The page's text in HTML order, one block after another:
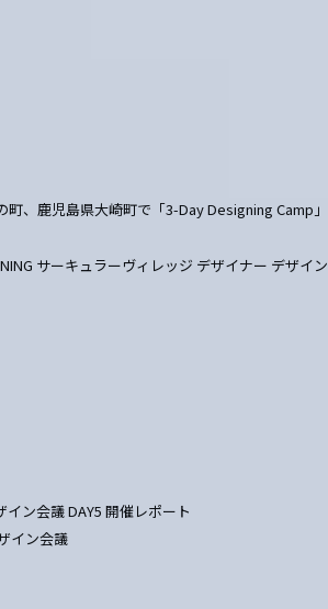
町、鹿児島県大崎町で「3-Day Designing Camp」
サーキュラーヴィレッジ デザイナー デザイン
ン会議 DAY5 開催レポート
イン会議